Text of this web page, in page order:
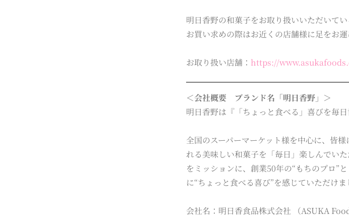
明日香野の和菓子をお取り扱いいただいて
お買い求めの際はお近くの店舗様に足をお運
お取り扱い店舗： https://
＜会社概要 ブランド名「明日香野」＞
明日香野は『「ちょっと食べる」喜びを毎
全国のスーパーマーケット様を中心に、皆
れる美味しい和菓子を「毎日」楽しんでい
をミッションに、創業50年の“もちのプロ”
に“ちょっと食べる喜び”を感じていただけま
会社名：明日香食品株式会社 （ASUKA